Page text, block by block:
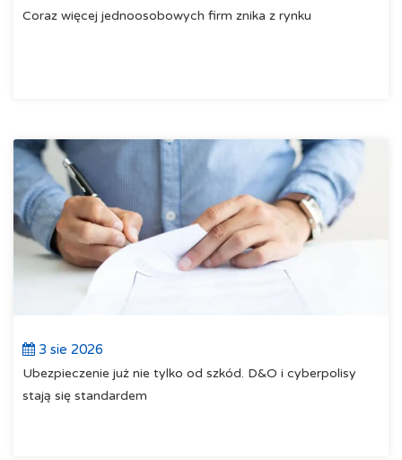
Coraz więcej jednoosobowych firm znika z rynku
3 sie 2026
Ubezpieczenie już nie tylko od szkód. D&O i cyberpolisy
stają się standardem